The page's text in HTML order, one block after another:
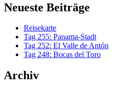
Neueste Beiträge
Reisekarte
Tag 255: Panama-Stadt
Tag 252: El Valle de Antón
Tag 248: Bocas del Toro
Archiv